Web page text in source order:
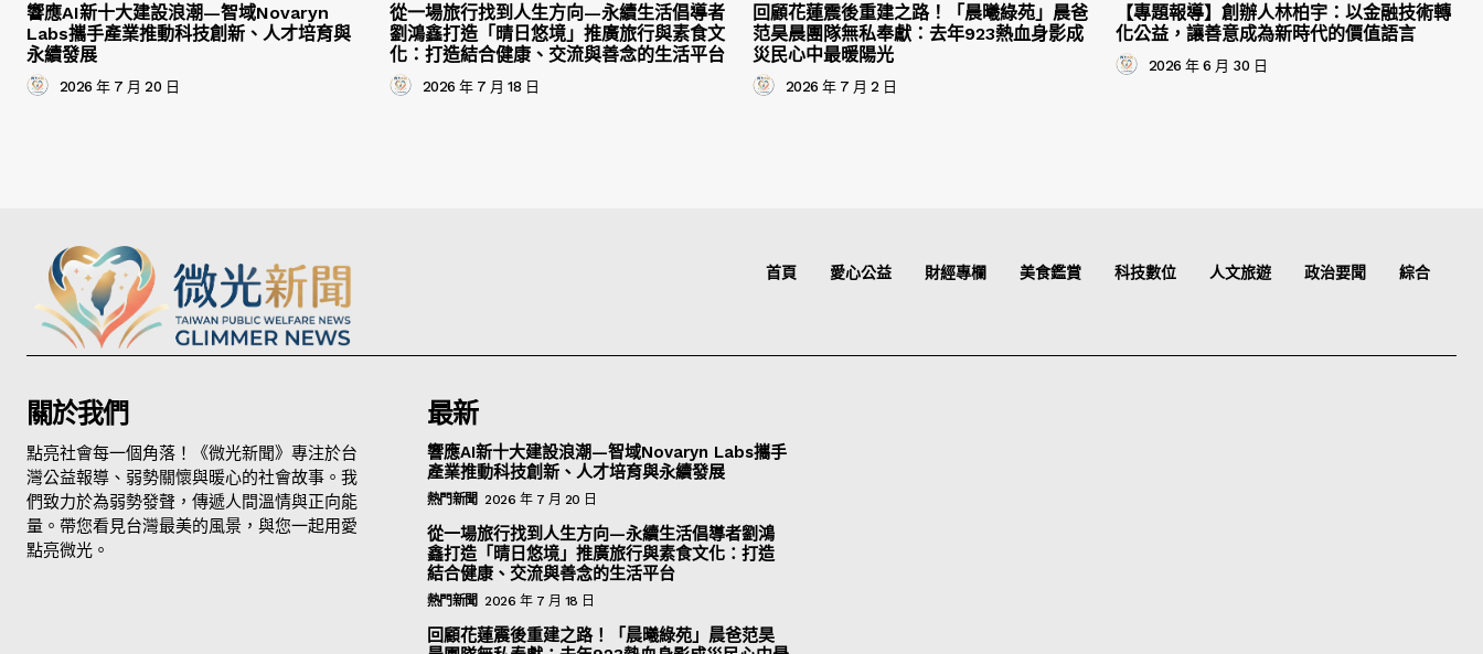
響應AI新十大建設浪潮—智域Novaryn
Labs攜手產業推動科技創新、人才培育與
永續發展
2026 年 7 月 20 日
從一場旅行找到人生方向—永續生活倡導者
劉鴻鑫打造「晴日悠境」推廣旅行與素食文
化：打造結合健康、交流與善念的生活平台
2026 年 7 月 18 日
回顧花蓮震後重建之路！「晨曦綠苑」晨爸
范昊晨團隊無私奉獻：去年923熱血身影成
災民心中最暖陽光
2026 年 7 月 2 日
【專題報導】創辦人林柏宇：以金融技術轉
化公益，讓善意成為新時代的價值語言
2026 年 6 月 30 日
首頁 愛心公益 財經專欄 美食鑑賞 科技數位 人文旅遊 政治要聞 綜合
關於我們
點亮社會每一個角落！《微光新聞》專注於台
灣公益報導、弱勢關懷與暖心的社會故事。我
們致力於為弱勢發聲，傳遞人間溫情與正向能
量。帶您看見台灣最美的風景，與您一起用愛
點亮微光。
最新
響應AI新十大建設浪潮—智域Novaryn Labs攜手
產業推動科技創新、人才培育與永續發展
熱門新聞 2026 年 7 月 20 日
從一場旅行找到人生方向—永續生活倡導者劉鴻
鑫打造「晴日悠境」推廣旅行與素食文化：打造
結合健康、交流與善念的生活平台
熱門新聞 2026 年 7 月 18 日
回顧花蓮震後重建之路！「晨曦綠苑」晨爸范昊